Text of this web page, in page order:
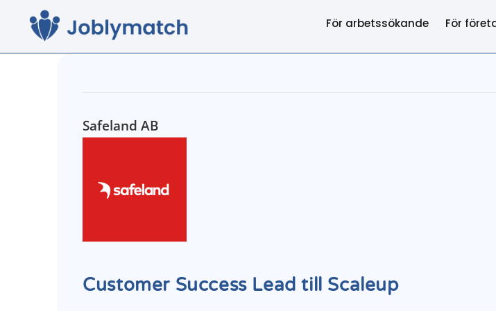
För arbetssökande För
Safeland AB
Customer Success Lead till Scaleup